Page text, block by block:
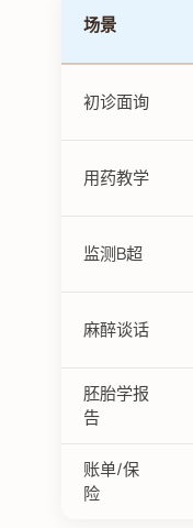
场景
初诊面询
用药教学
监测B超
麻醉谈话
胚胎学报
告
账单/保
险